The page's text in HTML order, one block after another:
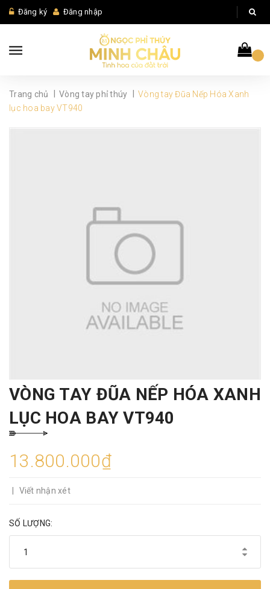
Đăng ký Đăng nhập
Trang chủ Vòng tay phỉ thúy
Vòng tay Đũa Nếp Hóa Xanh
lục hoa bay VT940
VÒNG TAY ĐŨA NẾP HÓA XANH
LỤC HOA BAY VT940
13.800.000₫
Viết nhận xét
SỐ LƯỢNG: